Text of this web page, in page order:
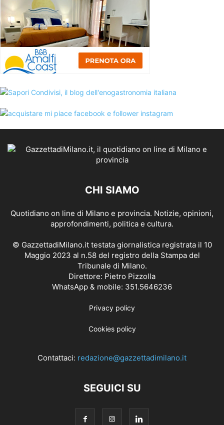
CHI SIAMO
Quotidiano on line di Milano e provincia. Notizie, opinioni,
approfondimenti, politica e cultura.
© GazzettadiMilano.it testata giornalistica registrata il 10
Maggio 2023 al n.58 del registro della Stampa del
Tribunale di Milano.
Direttore: Pietro Pizzolla
WhatsApp & mobile: 351.5646236
Privacy policy
Cookies policy
Contattaci: redazione@gazzettadimilano.it
SEGUICI SU